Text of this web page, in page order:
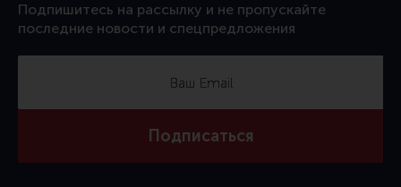
Подпишитесь на рассылку и не пропускайте
последние новости и спецпредложения
Подписаться